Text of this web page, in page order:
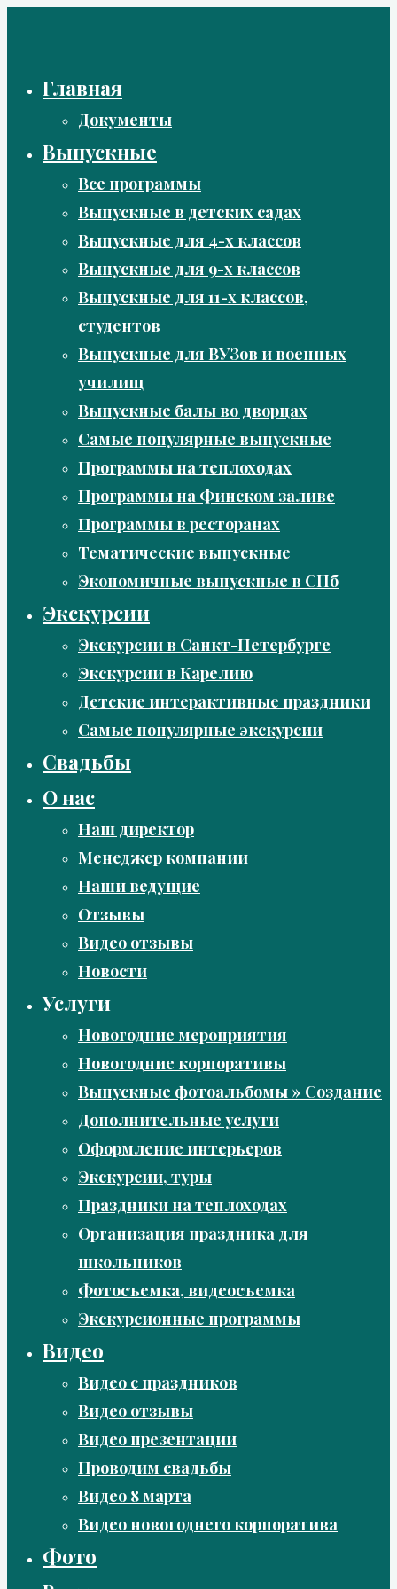
Главная
Документы
Выпускные
Все программы
Выпускные в детских садах
Выпускные для 4-х классов
Выпускные для 9-х классов
Выпускные для 11-х классов,
студентов
Выпускные для ВУЗов и военных
училищ
Выпускные балы во дворцах
Самые популярные выпускные
Программы на теплоходах
Программы на Финском заливе
Программы в ресторанах
Тематические выпускные
Экономичные выпускные в СПб
Экскурсии
Экскурсии в Санкт-Петербурге
Экскурсии в Карелию
Детские интерактивные праздники
Самые популярные экскурсии
Свадьбы
О нас
Наш директор
Менеджер компании
Наши ведущие
Отзывы
Видео отзывы
Новости
Услуги
Новогодние мероприятия
Новогодние корпоративы
Выпускные фотоальбомы » Создание
Дополнительные услуги
Оформление интерьеров
Экскурсии, туры
Праздники на теплоходах
Организация праздника для
школьников
Фотосъемка, видеосъемка
Экскурсионные программы
Видео
Видео с праздников
Видео отзывы
Видео презентации
Проводим свадьбы
Видео 8 марта
Видео новогоднего корпоратива
Фото